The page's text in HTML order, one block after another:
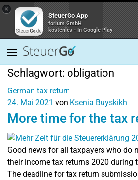
×
SteuerGo App
forium GmbH
kostenlos - In Google Play
Schlagwort: obligation
German tax return
24. Mai 2021 von Ksenia Buyskikh
More time for the tax
Good news for all taxpayers who do
their income tax returns 2020 during
The deadline for tax return